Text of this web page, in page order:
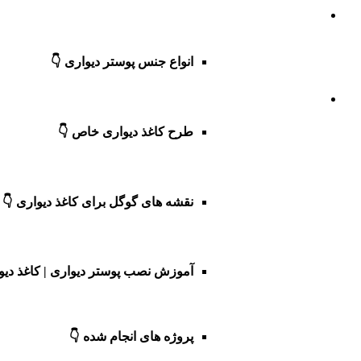
انواع جنس پوستر دیواری 👇
طرح کاغذ دیواری خاص 👇
نقشه های گوگل برای کاغذ دیواری 👇
آموزش نصب پوستر دیواری | کاغذ
پروژه های انجام شده 👇